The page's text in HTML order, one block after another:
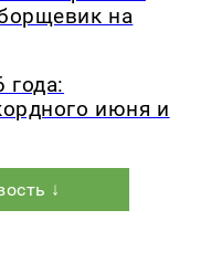
на
года:
июня и
↓